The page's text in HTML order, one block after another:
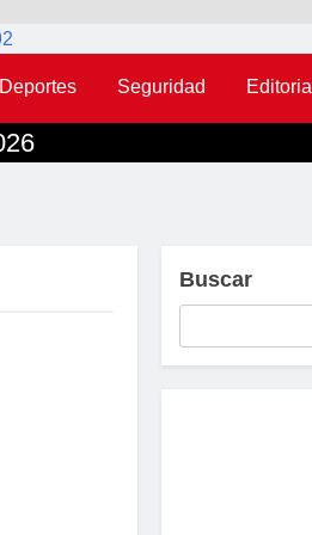
Deportes Seguridad Editorial
Buscar